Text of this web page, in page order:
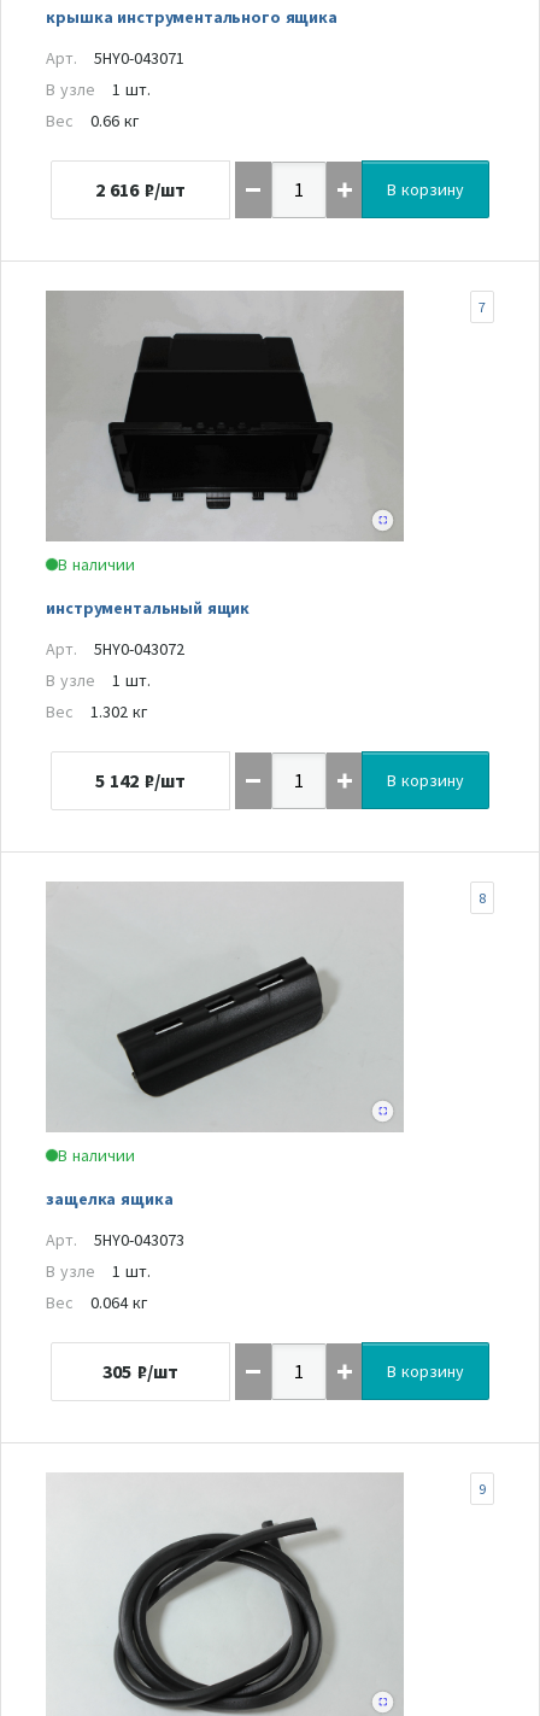
крышка инструментального ящика
Арт.
5HY0-043071
В узле
1 шт.
Вес
0.66 кг
2 616 ₽/шт В корзину
В наличии
инструментальный ящик
7
Арт.
5HY0-043072
В узле
1 шт.
Вес
1.302 кг
5 142 ₽/шт В корзину
В наличии
защелка ящика
8
Арт.
5HY0-043073
В узле
1 шт.
Вес
0.064 кг
305 ₽/шт В корзину
9